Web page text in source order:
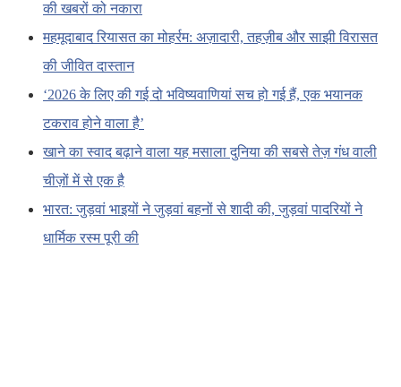
की खबरों को नकारा
महमूदाबाद रियासत का मोहर्रम: अज़ादारी, तहज़ीब और साझी विरासत
की जीवित दास्तान
‘2026 के लिए की गई दो भविष्यवाणियां सच हो गई हैं, एक भयानक
टकराव होने वाला है’
खाने का स्वाद बढ़ाने वाला यह मसाला दुनिया की सबसे तेज़ गंध वाली
चीज़ों में से एक है
भारत: जुड़वां भाइयों ने जुड़वां बहनों से शादी की, जुड़वां पादरियों ने
धार्मिक रस्म पूरी की